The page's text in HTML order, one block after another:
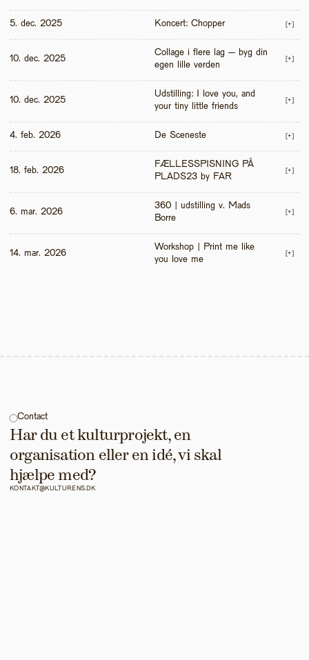
5. dec. 2025 Koncert: Chopper [+]
10. dec. 2025
Collage i flere lag – byg din
egen lille verden
[+]
10. dec. 2025
Udstilling: I love you, and
your tiny little friends
[+]
4. feb. 2026 De Sceneste [+]
18. feb. 2026
FÆLLESSPISNING PÅ
PLADS23 by FAR
[+]
6. mar. 2026
360 | udstilling v. Mads
Borre
[+]
14. mar. 2026
Workshop | Print me like
you love me
[+]
Contact
Har du et kulturprojekt, en
organisation eller en idé, vi skal
hjælpe med?
KONTAKT@KULTURENS.DK